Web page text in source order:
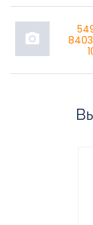
photo_camera